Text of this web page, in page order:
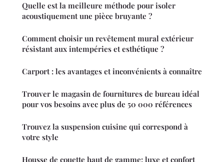
Quelle est la meilleure méthode pour isoler
acoustiquement une pièce bruyante ?
Comment choisir un revêtement mural extérieur
résistant aux intempéries et esthétique ?
Carport : les avantages et inconvénients à connaître
Trouver le magasin de fournitures de bureau idéal
pour vos besoins avec plus de 50 000 références
Trouvez la suspension cuisine qui correspond à
votre style
Housse de couette haut de gamme: luxe et confort